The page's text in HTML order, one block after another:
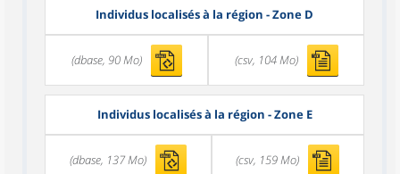
Individus localisés à la région - Zone D
(dbase, 90 Mo) (csv, 104 Mo)
Individus localisés à la région - Zone E
(dbase, 137 Mo) (csv, 159 Mo)